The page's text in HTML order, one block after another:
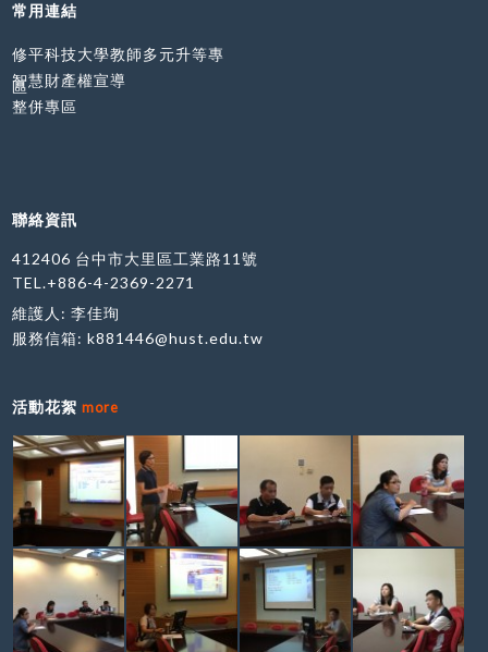
常用連結
修平科技大學教師多元升等專
區
智慧財產權宣導
整併專區
聯絡資訊
412406 台中市大里區工業路11號
TEL.+886-4-2369-2271
維護人: 李佳珣
服務信箱:k881446@hust.edu.tw
活動花絮more